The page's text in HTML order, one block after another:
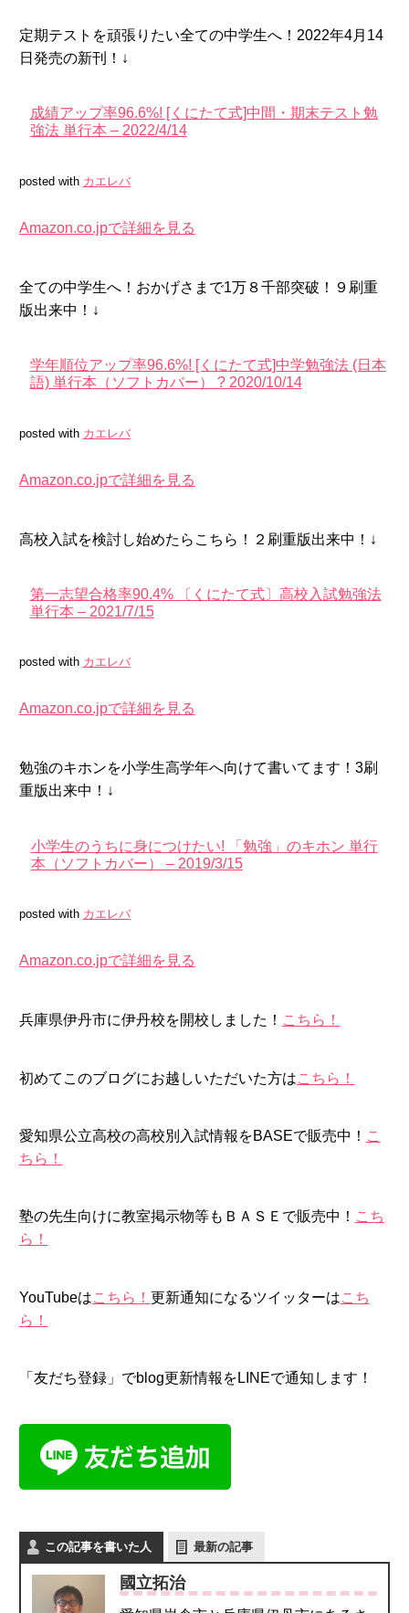
定期テストを頑張りたい全ての中学生へ！2022年4月14
日発売の新刊！↓
成績アップ率96.6%! [くにたて式]中間・期末テスト勉
強法 単行本 – 2022/4/14
posted with カエレバ
Amazon.co.jpで詳細を見る
全ての中学生へ！おかげさまで1万８千部突破！９刷重
版出来中！↓
学年順位アップ率96.6%! [くにたて式]中学勉強法 (日本
語) 単行本（ソフトカバー） ? 2020/10/14
posted with カエレバ
Amazon.co.jpで詳細を見る
高校入試を検討し始めたらこちら！２刷重版出来中！↓
第一志望合格率90.4% 〔くにたて式〕高校入試勉強法
単行本 – 2021/7/15
posted with カエレバ
Amazon.co.jpで詳細を見る
勉強のキホンを小学生高学年へ向けて書いてます！3刷
重版出来中！↓
小学生のうちに身につけたい! 「勉強」のキホン 単行
本（ソフトカバー） – 2019/3/15
posted with カエレバ
Amazon.co.jpで詳細を見る
兵庫県伊丹市に伊丹校を開校しました！ こちら！
初めてこのブログにお越しいただいた方はこちら！
愛知県公立高校の高校別入試情報をBASEで販売中！ こ
ちら！
塾の先生向けに教室掲示物等もＢＡＳＥで販売中！ こち
ら！
YouTubeはこちら！ 更新通知になるツイッターはこち
ら！
「友だち登録」でblog更新情報をLINEで通知します！
この記事を書いた人 最新の記事
國立拓治